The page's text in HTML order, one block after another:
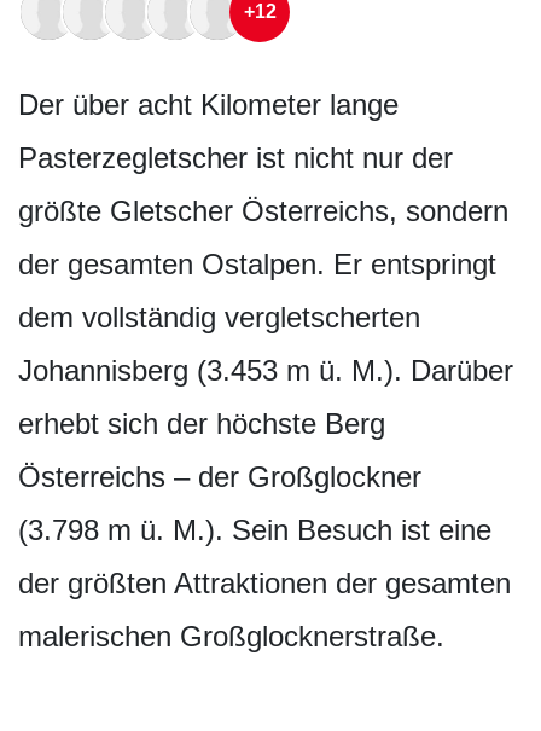
+12
Der über acht Kilometer lange
Pasterzegletscher ist nicht nur der
größte Gletscher Österreichs, sondern
der gesamten Ostalpen. Er entspringt
dem vollständig vergletscherten
Johannisberg (3.453 m ü. M.). Darüber
erhebt sich der höchste Berg
Österreichs – der Großglockner
(3.798 m ü. M.). Sein Besuch ist eine
der größten Attraktionen der gesamten
malerischen Großglocknerstraße.